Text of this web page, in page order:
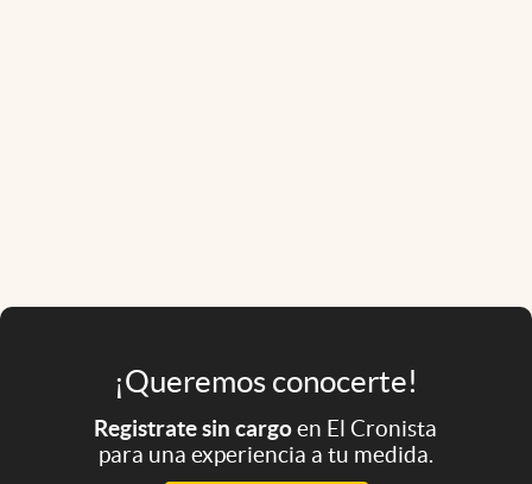
¡Queremos conocerte!
Registrate sin cargoen El Cronista
para una experiencia a tu medida.